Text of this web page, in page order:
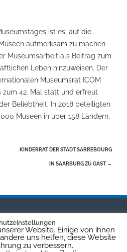
ist es, auf die
aufmerksam zu machen
Museumsarbeit als Beitrag zum
Leben hinzuweisen. Der
Museumsrat ICOM
42. Mal statt und erfreut
Beliebtheit. In 2018 beteiligten
Museen in über 158 Ländern.
KINDERRAT DER STADT SARREBOURG
IN SAARBURG ZU GAST →
Website. Einige von ihnen
uns helfen, diese Website
zu verbessern.